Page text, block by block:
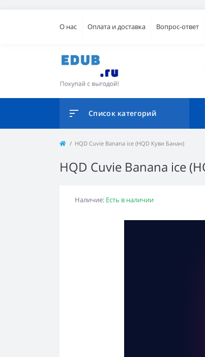
О нас Оплата и доставка Вопрос-ответ
Список категорий
HQD Cuvie Banana ice (HQD Куви Банан)
HQD Cuvie Banana ice
Наличие: Есть в наличии